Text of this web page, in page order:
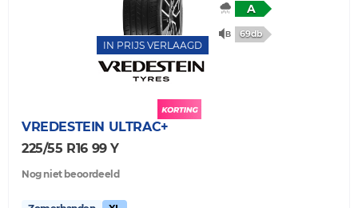
IN PRIJS VERLAAGD
A
69db
VREDESTEIN ULTRAC+
225/55 R16 99 Y
Nog niet beoordeeld